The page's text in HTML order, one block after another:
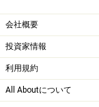
意表を突かれる
公演「
島、部活やめる
秀作品賞をはじ
が脚色し演出を
会社概要
投資家情報
利用規約
All Aboutについて